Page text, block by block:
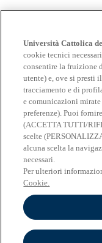
Cloudmail
OFF-CAMPUS
Intranet
Biblioteca
Librerie
Educatt
CV Online
Albo fornitori
Bandi e gare
Verifica Certificati
Seguici su
Università Cattolica
cookie tecnici
consentire la fruizione
utente) e, ove si presti
tracciamento e di
e comunicazioni
preferenze). Puoi
(ACCETTA TUTTI/
scelte
alcuna scelta la
necessari.
Per ulteriori
Cookie.